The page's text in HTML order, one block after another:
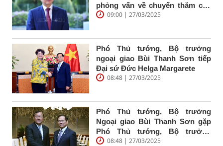
phỏng vấn về chuyến thăm cấp
Nhà nước Indonesia, thăm chính
Bí thư Tô Lâm và Phu nhân cùng
Đoàn đại biểu cấp cao Việt Nam
09:00 | 27/03/2025
Phó Thủ tướng, Bộ trưởng
ngoại giao Bùi Thanh Sơn tiếp
Đại sứ Đức Helga Margarete
08:48 | 27/03/2025
Phó Thủ tướng, Bộ trưởng
Ngoại giao Bùi Thanh Sơn gặp
Phó Thủ tướng, Bộ trưởng
Ngoại giao và Hợp tác quốc tế
08:48 | 27/03/2025